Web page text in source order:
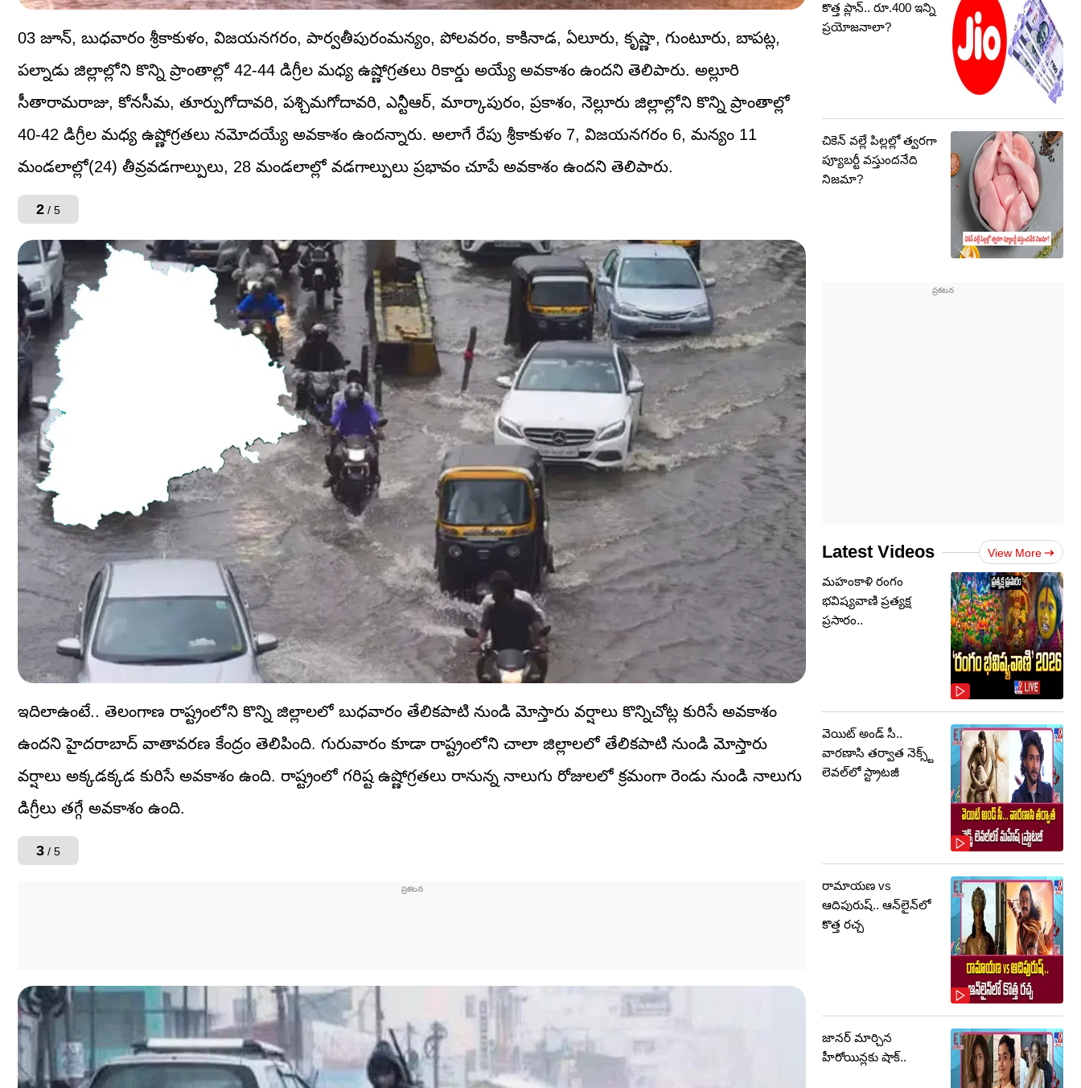
03 జూన్, బుధవారం శ్రీకాకుళం, విజయనగరం, పార్వతీపురంమన్యం, పోలవరం, కాకినాడ, ఏలూరు, కృష్ణా, గుంటూరు, బాపట్ల,
పల్నాడు జిల్లాల్లోని కొన్ని ప్రాంతాల్లో 42-44 డిగ్రీల మధ్య ఉష్ణోగ్రతలు రికార్డు అయ్యే అవకాశం ఉందని తెలిపారు. అల్లూరి
సీతారామరాజు, కోనసీమ, తూర్పుగోదావరి, పశ్చిమగోదావరి, ఎన్టీఆర్, మార్కాపురం, ప్రకాశం, నెల్లూరు జిల్లాల్లోని కొన్ని ప్రాంతాల్లో
40-42 డిగ్రీల మధ్య ఉష్ణోగ్రతలు నమోదయ్యే అవకాశం ఉందన్నారు. అలాగే రేపు శ్రీకాకుళం 7, విజయనగరం 6, మన్యం 11
మండలాల్లో(24) తీవ్రవడగాల్పులు, 28 మండలాల్లో వడగాల్పులు ప్రభావం చూపే అవకాశం ఉందని తెలిపారు.
2 / 5
ఇదిలాఉంటే.. తెలంగాణ రాష్ట్రంలోని కొన్ని జిల్లాలలో బుధవారం తేలికపాటి నుండి మోస్తారు వర్షాలు కొన్నిచోట్ల కురిసే అవకాశం
ఉందని హైదరాబాద్ వాతావరణ కేంద్రం తెలిపింది. గురువారం కూడా రాష్ట్రంలోని చాలా జిల్లాలలో తేలికపాటి నుండి మోస్తారు
వర్షాలు అక్కడక్కడ కురిసే అవకాశం ఉంది. రాష్ట్రంలో గరిష్ట ఉష్ణోగ్రతలు రానున్న నాలుగు రోజులలో క్రమంగా రెండు నుండి నాలుగు
డిగ్రీలు తగ్గే అవకాశం ఉంది.
3 / 5
కొత్త ప్లాన్‌.. రూ.400 ఇన్ని
ప్రయోజనాలా?
చికెన్ వల్లే పిల్లల్లో త్వరగా
ప్యూబర్టీ వస్తుందనేది
నిజమా?
Latest Videos View More
మహంకాళి రంగం
భవిష్యవాణి ప్రత్యక్ష
ప్రసారం..
వెయిట్ అండ్ సీ..
వారణాసి తర్వాత నెక్స్ట్
లెవల్‌లో స్ట్రాటజీ
రామాయణ vs
ఆదిపురుష్‌.. ఆన్‌లైన్‌లో
కొత్త రచ్చ
జానర్‌ మార్చిన
హీరోయిన్లకు షాక్‌..